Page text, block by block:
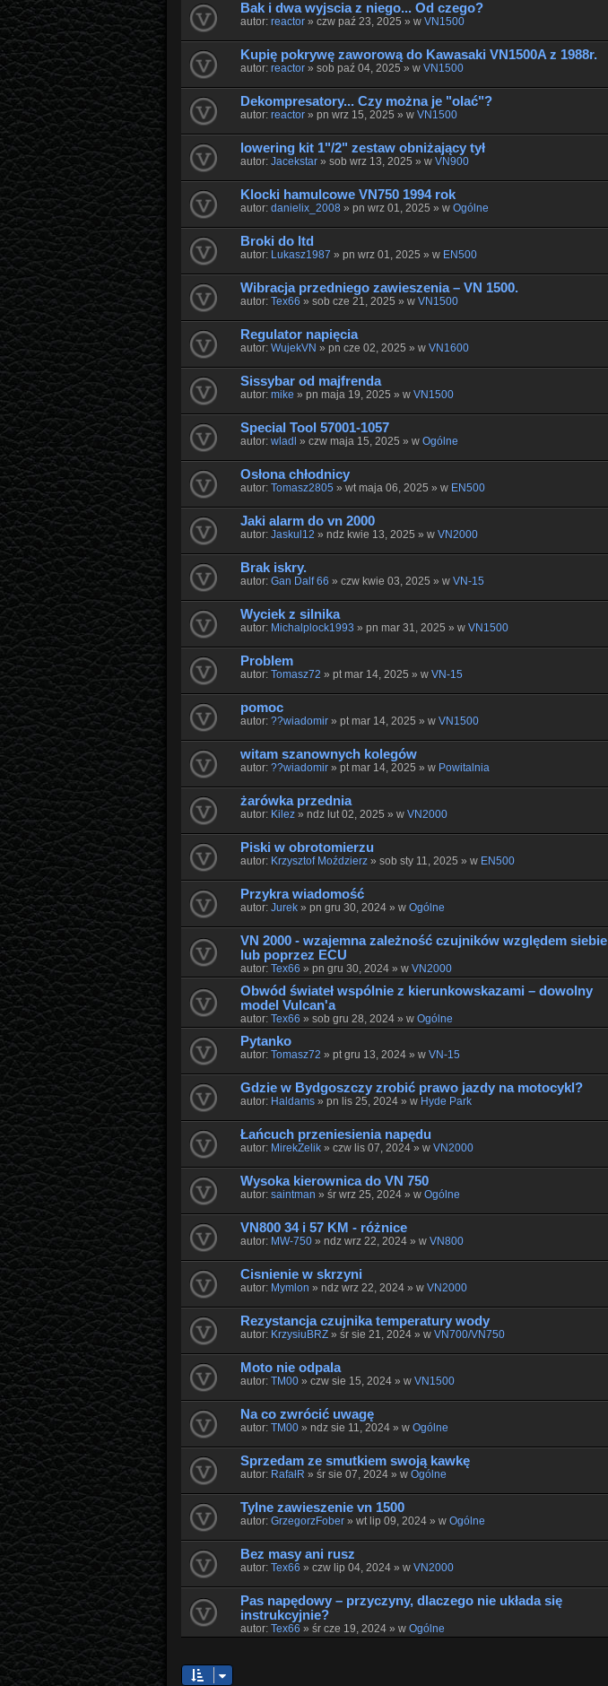
Bak i dwa wyjscia z niego... Od czego?
autor: reactor» czw paź 23, 2025 » w VN1500
Kupię pokrywę zaworową do Kawasaki VN1500A z 1988r.
autor: reactor» sob paź 04, 2025 » w VN1500
Dekompresatory... Czy można je "olać"?
autor: reactor» pn wrz 15, 2025 » w VN1500
lowering kit 1"/2" zestaw obniżający tył
autor: Jacekstar» sob wrz 13, 2025 » w VN900
Klocki hamulcowe VN750 1994 rok
autor: danielix_2008» pn wrz 01, 2025 » w Ogólne
Broki do ltd
autor: Lukasz1987 » pn wrz 01, 2025 » w EN500
Wibracja przedniego zawieszenia – VN 1500.
autor: Tex66 » sob cze 21, 2025 » w VN1500
Regulator napięcia
autor: WujekVN » pn cze 02, 2025 » w VN1600
Sissybar od majfrenda
autor: mike » pn maja 19, 2025 » w VN1500
Special Tool 57001-1057
autor: wladl » czw maja 15, 2025 » w Ogólne
Osłona chłodnicy
autor: Tomasz2805 » wt maja 06, 2025 » w EN500
Jaki alarm do vn 2000
autor: Jaskul12 » ndz kwie 13, 2025 » w VN2000
Brak iskry.
autor: Gan Dalf 66 » czw kwie 03, 2025 » w VN-15
Wyciek z silnika
autor: Michalplock1993 » pn mar 31, 2025 » w VN1500
Problem
autor: Tomasz72 » pt mar 14, 2025 » w VN-15
pomoc
autor: ??wiadomir» pt mar 14, 2025 » w VN1500
witam szanownych kolegów
autor: ??wiadomir» pt mar 14, 2025 » w Powitalnia
żarówka przednia
autor: Kilez» ndz lut 02, 2025 » w VN2000
Piski w obrotomierzu
autor: Krzysztof Moździerz» sob sty 11, 2025 » w EN500
Przykra wiadomość
autor: Jurek» pn gru 30, 2024 » w Ogólne
VN 2000 - wzajemna zależność czujników względem siebie
lub poprzez ECU
autor: Tex66 » pn gru 30, 2024 » w VN2000
Obwód świateł wspólnie z kierunkowskazami – dowolny
model Vulcanʹa
autor: Tex66 » sob gru 28, 2024 » w Ogólne
Pytanko
autor: Tomasz72 » pt gru 13, 2024 » w VN-15
Gdzie w Bydgoszczy zrobić prawo jazdy na motocykl?
autor: Haldams» pn lis 25, 2024 » w Hyde Park
Łańcuch przeniesienia napędu
autor: MirekZelik» czw lis 07, 2024 » w VN2000
Wysoka kierownica do VN 750
autor: saintman » śr wrz 25, 2024 » w Ogólne
VN800 34 i 57 KM - różnice
autor: MW-750» ndz wrz 22, 2024 » w VN800
Cisnienie w skrzyni
autor: Mymlon » ndz wrz 22, 2024 » w VN2000
Rezystancja czujnika temperatury wody
autor: KrzysiuBRZ» śr sie 21, 2024 » w VN700/VN750
Moto nie odpala
autor: TM00» czw sie 15, 2024 » w VN1500
Na co zwrócić uwagę
autor: TM00» ndz sie 11, 2024 » w Ogólne
Sprzedam ze smutkiem swoją kawkę
autor: RafałR » śr sie 07, 2024 » w Ogólne
Tylne zawieszenie vn 1500
autor: GrzegorzFober» wt lip 09, 2024 » w Ogólne
Bez masy ani rusz
autor: Tex66 » czw lip 04, 2024 » w VN2000
Pas napędowy – przyczyny, dlaczego nie układa się
instrukcyjnie?
autor: Tex66 » śr cze 19, 2024 » w Ogólne